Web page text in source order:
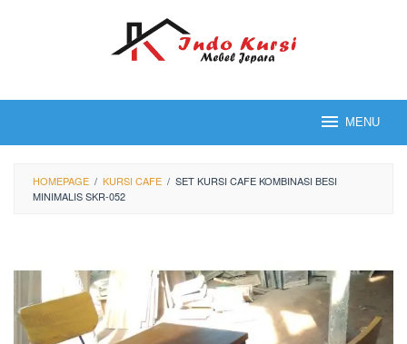
MENU
HOMEPAGE / KURSI CAFE / SET KURSI CAFE KOMBINASI BESI
MINIMALIS SKR-052